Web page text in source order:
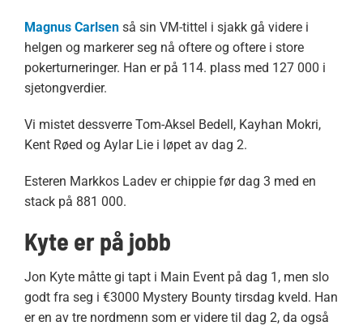
Magnus Carlsenså sin VM-tittel i sjakk gå videre i
helgen og markerer seg nå oftere og oftere i store
pokerturneringer. Han er på 114. plass med 127 000 i
sjetongverdier.
Vi mistet dessverre Tom-Aksel Bedell, Kayhan Mokri,
Kent Røed og Aylar Lie i løpet av dag 2.
Esteren Markkos Ladev er chippie før dag 3 med en
stack på 881 000.
Kyte er på jobb
Jon Kyte måtte gi tapt i Main Event på dag 1, men slo
godt fra seg i €3000 Mystery Bounty tirsdag kveld. Han
er en av tre nordmenn som er videre til dag 2, da også